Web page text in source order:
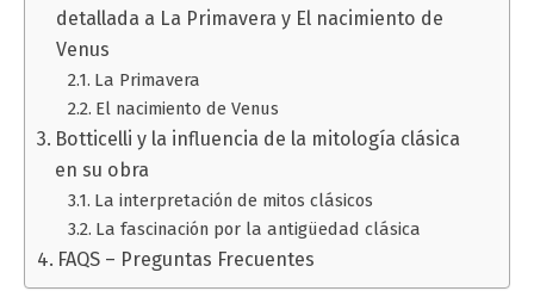
detallada a La Primavera y El nacimiento de
Venus
La Primavera
El nacimiento de Venus
Botticelli y la influencia de la mitología clásica
en su obra
La interpretación de mitos clásicos
La fascinación por la antigüedad clásica
FAQS – Preguntas Frecuentes